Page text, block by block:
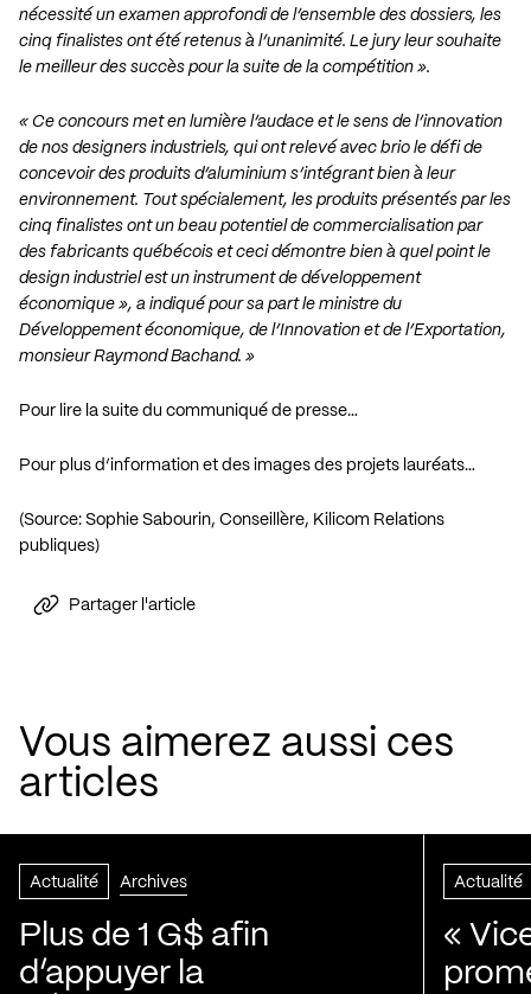
nécessité un examen approfondi de l’ensemble des dossiers, les
cinq finalistes ont été retenus à l’unanimité. Le jury leur souhaite
le meilleur des succès pour la suite de la compétition ».
« Ce concours met en lumière l’audace et le sens de l’innovation
de nos designers industriels, qui ont relevé avec brio le défi de
concevoir des produits d’aluminium s’intégrant bien à leur
environnement. Tout spécialement, les produits présentés par les
cinq finalistes ont un beau potentiel de commercialisation par
des fabricants québécois et ceci démontre bien à quel point le
design industriel est un instrument de développement
économique », a indiqué pour sa part le ministre du
Développement économique, de l’Innovation et de l’Exportation,
monsieur Raymond Bachand. »
Pour lire la suite du communiqué de presse…
Pour plus d’information et des images des projets lauréats…
(Source: Sophie Sabourin, Conseillère, Kilicom Relations
publiques)
Partager l'article
Vous aimerez aussi ces
articles
Actualité Archives
Plus de 1 G$ afin
d’appuyer la
Actualité
«